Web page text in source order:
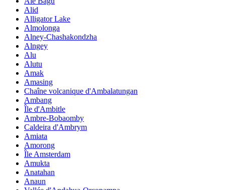
Alid
Alligator Lake
Almolonga
Alney-Chashakondzha
Alngey
Alu
Alutu
Amak
Amasing
Chaîne volcanique d'Ambalatungan
Ambang
Île d'Ambitle
Ambre-Bobaomby
Caldeira d'Ambrym
Amiata
Amorong
Île Amsterdam
Amukta
Anatahan
Anaun